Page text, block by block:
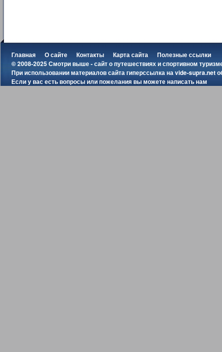
Главная О сайте Контакты Карта сайта
Полезные ссылки
© 2008-2025 Смотри выше - сайт о путешествиях и спортивном
При использовании материалов сайта гиперссылка наvide-supra.net
Если у вас есть вопросы или пожелания вы можетенаписать нам